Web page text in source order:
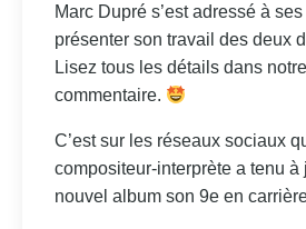
Marc Dupré s’est adressé à
présenter son travail des deux
Lisez tous les détails dans
commentaire.
C’est sur les réseaux sociaux
compositeur-interprète a tenu à
nouvel album son 9e en